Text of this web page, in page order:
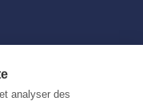
analyser des